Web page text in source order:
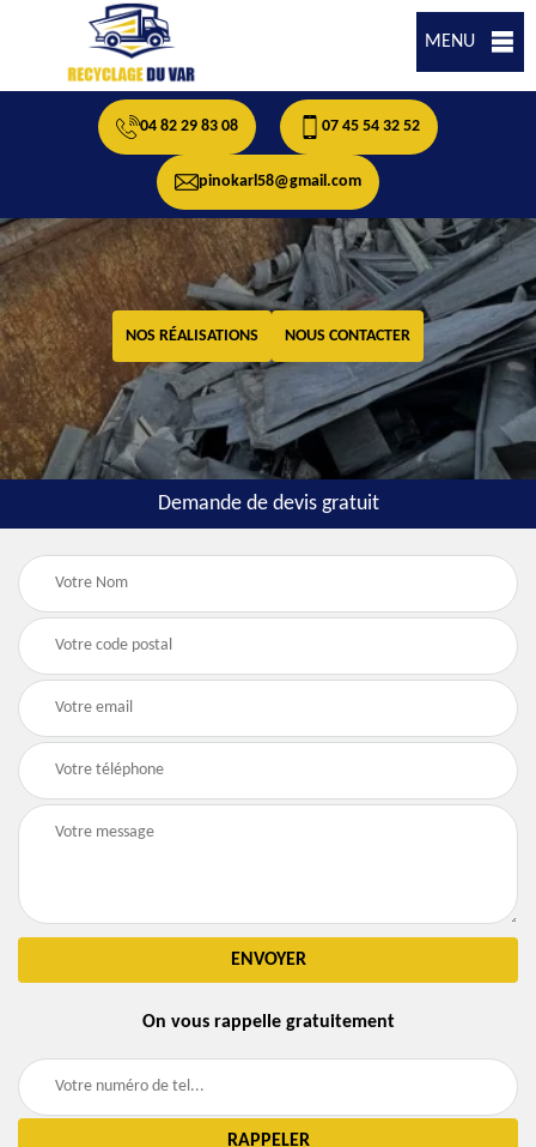
MENU
04 82 29 83 08 07 45 54 32 52
pinokarl58@gmail.com
NOS RÉALISATIONS NOUS CONTACTER
Demande de devis gratuit
On vous rappelle gratuitement